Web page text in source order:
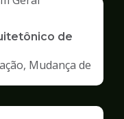
de
Mudança de